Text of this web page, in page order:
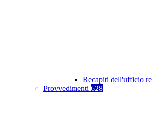
Recapiti dell'ufficio
Provvedimenti 628